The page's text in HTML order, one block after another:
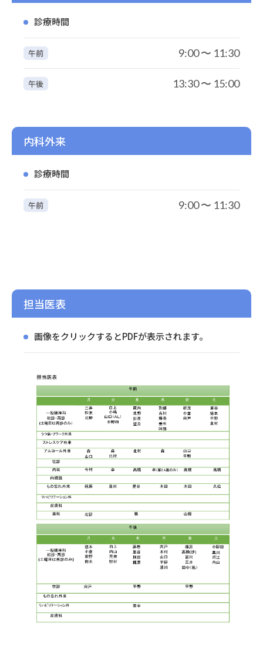
診療時間
午前 9:00 〜 11:30
午後 13:30 〜 15:00
内科外来
診療時間
午前 9:00 〜 11:30
担当医表
画像をクリックするとPDFが表示されます。